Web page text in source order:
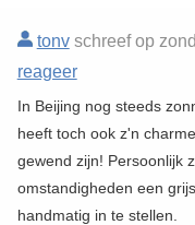
tonvschreef op
reageer
In Beijing nog steeds
heeft toch ook z'n
gewend zijn! Persoonlijk
omstandigheden een
handmatig in te stellen.